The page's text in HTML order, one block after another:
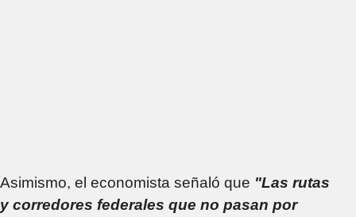
Asimismo, el economista señaló que "Las rutas
y corredores federales que no pasan por